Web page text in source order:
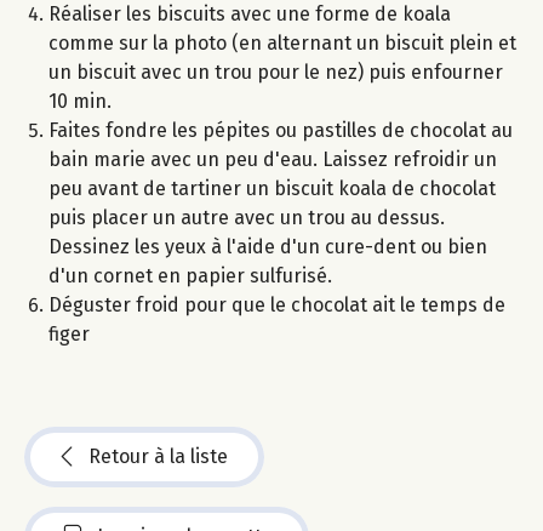
Réaliser les biscuits avec une forme de koala
comme sur la photo (en alternant un biscuit plein et
un biscuit avec un trou pour le nez) puis enfourner
10 min.
Faites fondre les pépites ou pastilles de chocolat au
bain marie avec un peu d'eau. Laissez refroidir un
peu avant de tartiner un biscuit koala de chocolat
puis placer un autre avec un trou au dessus.
Dessinez les yeux à l'aide d'un cure-dent ou bien
d'un cornet en papier sulfurisé.
Déguster froid pour que le chocolat ait le temps de
figer
Retour à la liste